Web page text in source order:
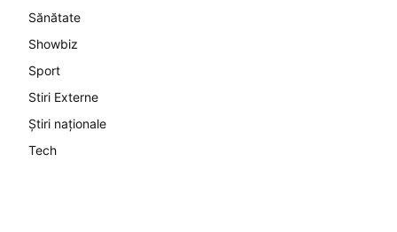
Sănătate
Showbiz
Sport
Stiri Externe
Știri naționale
Tech